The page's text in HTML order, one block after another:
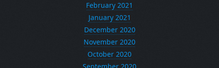
February 2021
January 2021
December 2020
November 2020
October 2020